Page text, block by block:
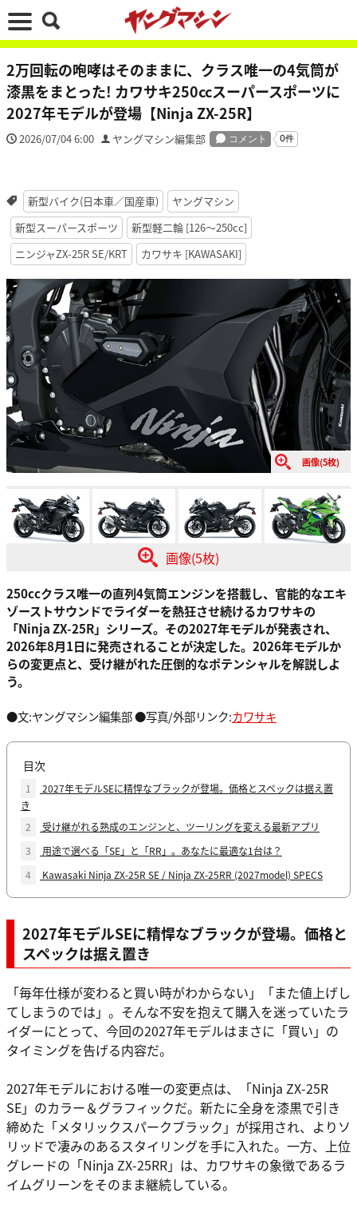
2万回転の咆哮はそのままに、クラス唯一の4気筒が
漆黒をまとった! カワサキ250ccスーパースポーツに
2027年モデルが登場【Ninja ZX-25R】
2026/07/04 6:00 ヤングマシン編集部
新型バイク(日本車／国産車)
ヤングマシン
新型スーパースポーツ
新型軽二輪 [126〜250cc]
ニンジャZX-25R SE/KRT
カワサキ [KAWASAKI]
画像(5枚)
画像(5枚)
250ccクラス唯一の直列4気筒エンジンを搭載し、官能的なエキ
ゾーストサウンドでライダーを熱狂させ続けるカワサキの
「Ninja ZX-25R」シリーズ。その2027年モデルが発表され、
2026年8月1日に発売されることが決定した。2026年モデルか
らの変更点と、受け継がれた圧倒的なポテンシャルを解説しよ
う。
●文:ヤングマシン編集部 ●写真/外部リンク:カワサキ
目次
1
2027年モデルSEに精悍なブラックが登場。価格とスペックは据え置
き
2
受け継がれる熟成のエンジンと、ツーリングを変える最新アプリ
3
用途で選べる「SE」と「RR」。あなたに最適な1台は？
4
Kawasaki Ninja ZX-25R SE / Ninja ZX-25RR (2027model) SPECS
2027年モデルSEに精悍なブラックが登場。価格と
スペックは据え置き
「毎年仕様が変わると買い時がわからない」「また値上げし
てしまうのでは」。そんな不安を抱えて購入を迷っていたラ
イダーにとって、今回の2027年モデルはまさに「買い」の
タイミングを告げる内容だ。
2027年モデルにおける唯一の変更点は、「Ninja ZX-25R
SE」のカラー＆グラフィックだ。新たに全身を漆黒で引き
締めた「メタリックスパークブラック」が採用され、よりソ
リッドで凄みのあるスタイリングを手に入れた。一方、上位
グレードの「Ninja ZX-25RR」は、カワサキの象徴であるラ
イムグリーンをそのまま継続している。